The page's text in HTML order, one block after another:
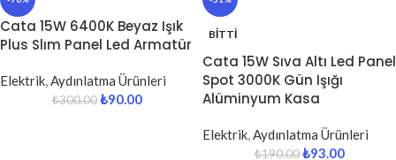
Cata 15W 6400K Beyaz Işık
Plus Slım Panel Led Armatür
Elektrik Aydınlatma Ürünleri
₺300.00 ₺90.00
BITTI
Cata 15W Sıva Altı Led Panel
Spot 3000K Gün Işığı
Alüminyum Kasa
Elektrik Aydınlatma Ürünleri
₺190.00 ₺93.00